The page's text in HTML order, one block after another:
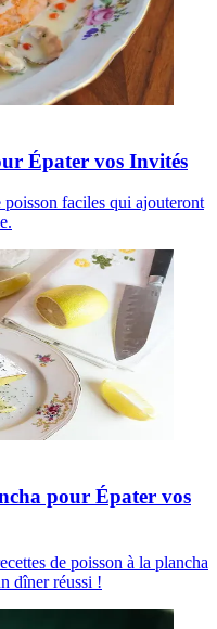
Épater vos Invités
poisson faciles qui ajouteront
pour Épater vos
de poisson à la plancha
dîner réussi !